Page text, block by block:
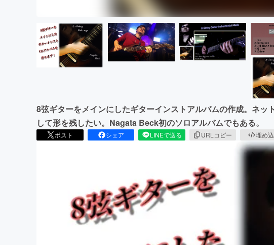
8弦ギターをメインにしたギターインストアルバムの作成。ネッ
して形を残したい。Nagata Beck初のソロアルバムでもある。
ポスト シェア LINEで送る URLコピー 埋め